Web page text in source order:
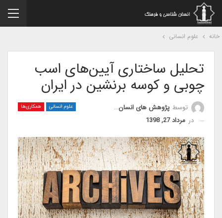
علوم انسانی
تحلیل ساختاری آیین‌های اسب
چوبی و کوسه برنشین در ایران
علوم انسانی همکاری‌ها توسطپژوهش های انسان شناسی ایران
درمرداد 27, 1398